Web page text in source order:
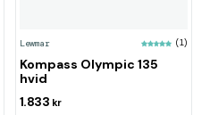
Lewmar (1)
Kompass Olympic 135
hvid
1.833 kr